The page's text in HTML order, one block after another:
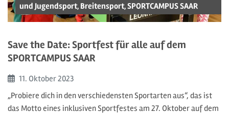
Save the Date: Sportfest für alle auf dem
SPORTCAMPUS SAAR
Beginn:
11. Oktober2023
„Probiere dich in den verschiedensten Sportarten aus“, das ist
das Motto eines inklusiven Sportfestes am 27. Oktober auf dem
und Jugendsport, Breitensport, SPORTCAMPUS SAAR